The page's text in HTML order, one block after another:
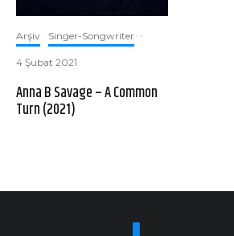
Arşiv Singer-Songwriter ·
4 Şubat 2021
Anna B Savage – A Common
Turn (2021)